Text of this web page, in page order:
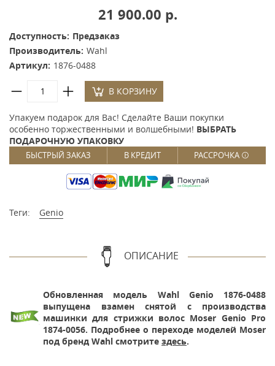
21 900.00 р.
Доступность: Предзаказ
Производитель: Wahl
Артикул: 1876-0488
В КОРЗИНУ
Упакуем подарок для Вас! Сделайте Ваши покупки
особенно торжественными и волшебными! ВЫБРАТЬ
ПОДАРОЧНУЮ УПАКОВКУ
БЫСТРЫЙ ЗАКАЗ В КРЕДИТ РАССРОЧКА
Теги: Genio
ОПИСАНИЕ
Обновленная модель Wahl Genio 1876-0488
выпущена взамен снятой с производства
машинки для стрижки волос Moser Genio Pro
1874-0056. Подробнее о переходе моделей Moser
под бренд Wahl смотрите здесь.